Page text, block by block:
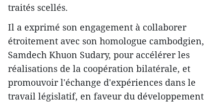
traités scellés.
Il a exprimé son engagement à collaborer
étroitement avec son homologue cambodgien,
Samdech Khuon Sudary, pour accélérer les
réalisations de la coopération bilatérale, et
promouvoir l'échange d'expériences dans le
travail législatif, en faveur du développement